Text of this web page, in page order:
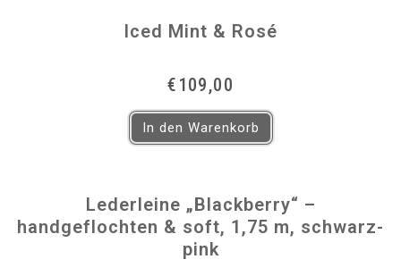
Iced Mint & Rosé
€ 109,00
In den Warenkorb
Lederleine „Blackberry“ –
handgeflochten & soft, 1,75 m, schwarz-
pink